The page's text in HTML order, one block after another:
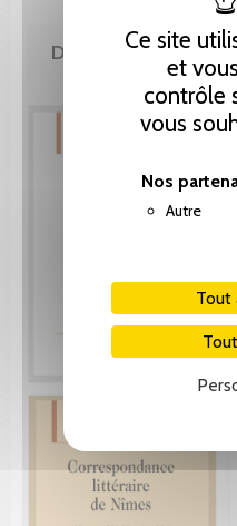
Ce site
et
contrôle
vous
Nos
Autre
Tout
DE LA MÊME